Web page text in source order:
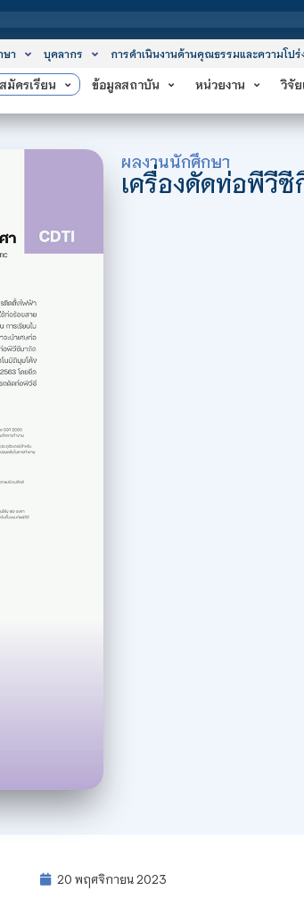
ษา บุคลากร การดำเนินงานด้านคุณธรรมและความโปร่
สมัครเรียน ข้อมูลสถาบัน หน่วยงาน วิจั
ผลงานนักศึกษา
เครื่องดัดท่อพีวีซี
20 พฤศจิกายน 2023